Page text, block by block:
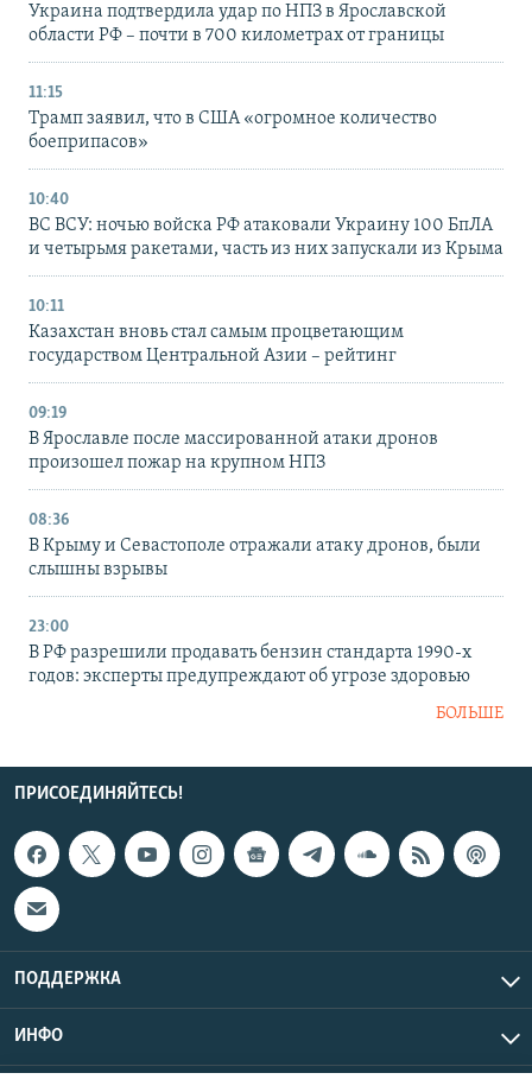
Украина подтвердила удар по НПЗ в Ярославской
области РФ – почти в 700 километрах от границы
11:15
Трамп заявил, что в США «огромное количество
боеприпасов»
10:40
ВС ВСУ: ночью войска РФ атаковали Украину 100 БпЛА
и четырьмя ракетами, часть из них запускали из Крыма
10:11
Казахстан вновь стал самым процветающим
государством Центральной Азии – рейтинг
09:19
В Ярославле после массированной атаки дронов
произошел пожар на крупном НПЗ
08:36
В Крыму и Севастополе отражали атаку дронов, были
слышны взрывы
23:00
В РФ разрешили продавать бензин стандарта 1990-х
годов: эксперты предупреждают об угрозе здоровью
БОЛЬШЕ
ПРИСОЕДИНЯЙТЕСЬ!
ПОДДЕРЖКА
ИНФО